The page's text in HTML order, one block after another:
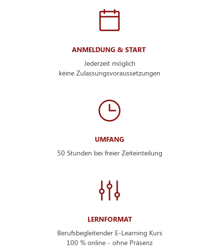
ANMELDUNG & START
Jederzeit möglich
keine Zulassungsvoraussetzungen
UMFANG
50 Stunden bei freier Zeiteinteilung
LERNFORMAT
Berufsbegleitender E-Learning Kurs
100 % online - ohne Präsenz